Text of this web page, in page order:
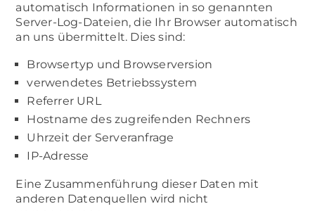
automatisch Informationen in so genannten
Server-Log-Dateien, die Ihr Browser automatisch
an uns übermittelt. Dies sind:
Browsertyp und Browserversion
verwendetes Betriebssystem
Referrer URL
Hostname des zugreifenden Rechners
Uhrzeit der Serveranfrage
IP-Adresse
Eine Zusammenführung dieser Daten mit
anderen Datenquellen wird nicht